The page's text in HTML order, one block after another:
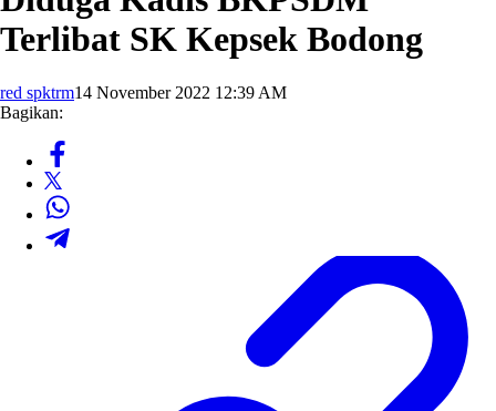
Terlibat SK Kepsek Bodong
red spktrm14 November 2022 12:39 AM
Bagikan: